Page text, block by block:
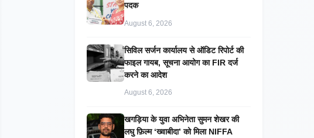
पदक
August 6, 2026
सिविल सर्जन कार्यालय से ऑडिट रिपोर्ट की
फाइल गायब, सूचना आयोग का FIR दर्ज
करने का आदेश
August 6, 2026
खगड़िया के युवा अभिनेता सुमन शेखर की
लघु फ़िल्म ‘ख्वाबीदा’ को मिला NIFFA